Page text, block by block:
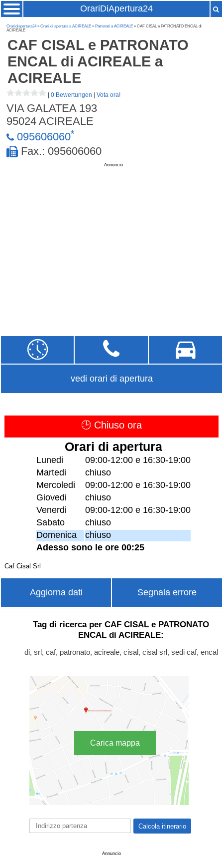
OrariDiApertura24
Oraridiapertura24»Orari di apertura a ACIREALE » Patronati a ACIREALE » CAF CISAL e PATRONATO ENCAL di
ACIREALE
CAF CISAL e PATRONATO
ENCAL di ACIREALE a
ACIREALE
|0 Bewertungen |Vota ora!
VIA GALATEA 193
95024 ACIREALE
095606060*
Fax.: 095606060
Annuncio
vedi orari di apertura
🕒 Chiuso ora
Orari di apertura
Lunedi
09:00-12:00 e 16:30-19:00
Martedi
chiuso
Mercoledi
09:00-12:00 e 16:30-19:00
Giovedi
chiuso
Venerdi
09:00-12:00 e 16:30-19:00
Sabato
chiuso
Domenica
chiuso
Adesso sono le ore 00:25
Caf Cisal Srl
Aggiorna dati Segnala errore
Tag di ricerca per CAF CISAL e PATRONATO
ENCAL di ACIREALE:
di, srl, caf, patronato, acireale, cisal, cisal srl, sedi caf, encal
Carica mappa
Annuncio